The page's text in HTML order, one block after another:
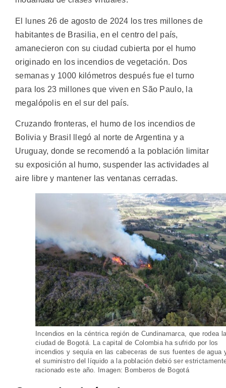
El lunes 26 de agosto de 2024 los tres millones de
habitantes de Brasilia, en el centro del país,
amanecieron con su ciudad cubierta por el humo
originado en los incendios de vegetación. Dos
semanas y 1000 kilómetros después fue el turno
para los 23 millones que viven en São Paulo, la
megalópolis en el sur del país.
Cruzando fronteras, el humo de los incendios de
Bolivia y Brasil llegó al norte de Argentina y a
Uruguay, donde se recomendó a la población limitar
su exposición al humo, suspender las actividades al
aire libre y mantener las ventanas cerradas.
Incendios en la céntrica región de Cundinamarca, que rodea
ciudad de Bogotá. La capital de Colombia ha sufrido por los
incendios y sequía en las cabeceras de sus fuentes de agua
el suministro del líquido a la población debió ser
racionado este año. Imagen: Bomberos de Bogotá